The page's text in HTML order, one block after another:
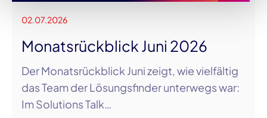
02.07.2026
Monatsrückblick Juni 2026
Der Monatsrückblick Juni zeigt, wie vielfältig
das Team der Lösungsfinder unterwegs war:
Im Solutions Talk…